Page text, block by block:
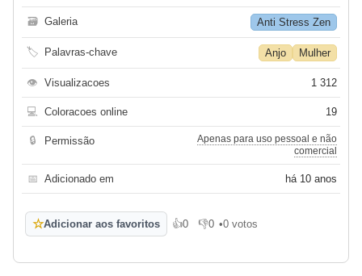
🗃 Galeria Anti Stress Zen
🏷 Palavras-chave Anjo Mulher
👁 Visualizacoes 1 312
💻 Coloracoes online 19
🔒 Permissão
Apenas para uso pessoal e não
comercial
📅 Adicionado em há 10 anos
☆Adicionar aos favoritos 👍0
Gosto 👎0
Não gosto
•0 votos